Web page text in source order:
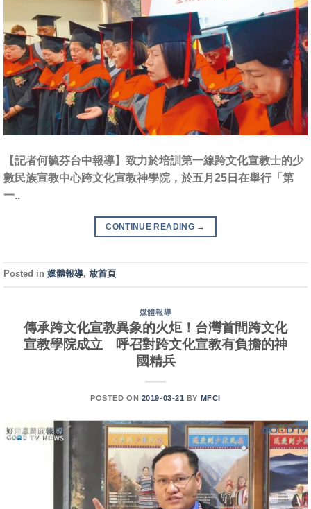
【記者何毓芬台中報導】致力於培訓第一線跨文化宣教士的少
數民族宣教中心跨文化宣教神學院，於五月25日在舉行「第
一..
CONTINUE READING →
Posted in 媒體報導, 放首頁
媒體報導
傳承跨文化宣教異象的火炬！台灣首間跨文化
宣教學院成立 呼召對跨文化宣教有負擔的神
國精兵
POSTED ON 2019-03-21 BY MFCI